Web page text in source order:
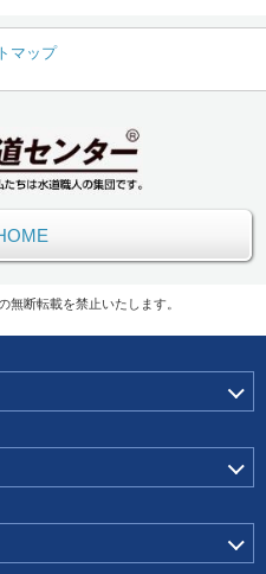
マップ
無断転載を禁止いたします。